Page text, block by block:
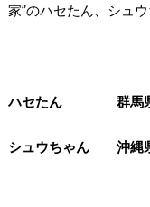
家”のハセたん、シュ
ハセたん群馬県
シュウちゃん沖縄